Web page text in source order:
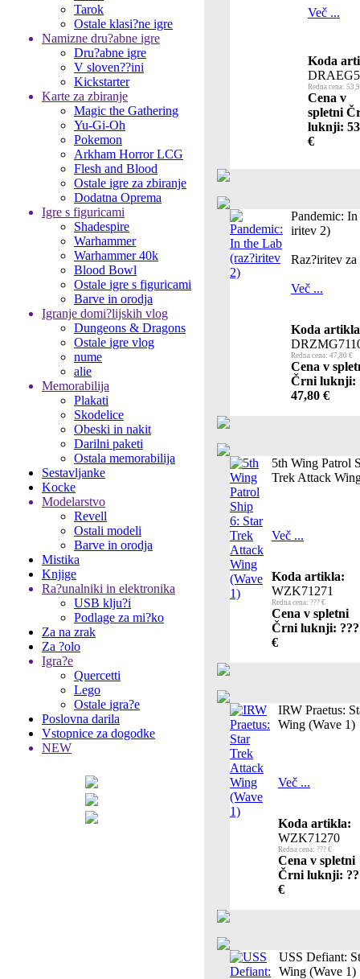
Tarok
Ostale klasi?ne igre
Namizne dru?abne igre
Dru?abne igre
V sloven??ini
Kickstarter
Karte za zbiranje
Magic the Gathering
Yu-Gi-Oh
Pokemon
Arkham Horror LCG
Flesh and Blood
Ostale igre za zbiranje
Dodatna Oprema
Igre s figuricami
Shadespire
Warhammer
Warhammer 40k
Blood Bowl
Ostale igre s figuricami
Barve in orodja
Igranje domi?lijskih vlog
Dungeons & Dragons
Ostale igre vlog
nume
alie
Memorabilija
Plakati
Skodelice
Obeski in nakit
Darilni paketi
Ostala memorabilija
Sestavljanke
Kocke
Modelarstvo
Revell
Ostali modeli
Barve in orodja
Mistika
Knjige
Ra?unalniki in elektronika
USB klju?i
Podlage za mi?ko
Za na zrak
Za ?olo
Igra?e
Quercetti
Lego
Ostale igra?e
Poslovna darila
Vstopnice za dogodke
NEW
Več ...
Koda
Redna cena:
Cena v
spletni
luknji:
€
Pandemic:
iritev 2)
Raz?iritev
Več ...
Koda
Redna cena: 47,80 €
Cena v
Črni luknji:
47,80 €
5th Wing Patrol
Trek Attack
Več ...
Koda artikla:
WZK71271
Redna cena: ??? €
Cena v spletni
Črni luknji: ???
€
IRW Praetus:
Wing (Wave 1)
Več ...
Koda artikla:
WZK71270
Redna cena: ??? €
Cena v spletni
Črni luknji:
€
USS Defiant:
Wing (Wave 1)